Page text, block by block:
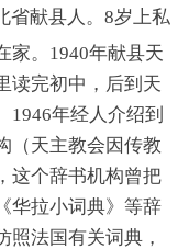
省献县人。8岁上私
家。1940年献县天
读完初中，后到天
1946年经人介绍到
（天主教会因传教
这个辞书机构曾把
华拉小词典》等辞
照法国有关词典，